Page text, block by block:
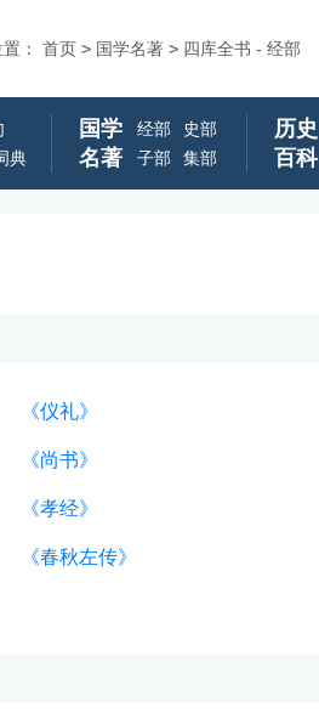
： 首页 > 国学名著 > 四库全书 - 经部
典
国学
名著
经部
史部
子部
集部
历史
百科
《仪礼》
《尚书》
《孝经》
《春秋左传》